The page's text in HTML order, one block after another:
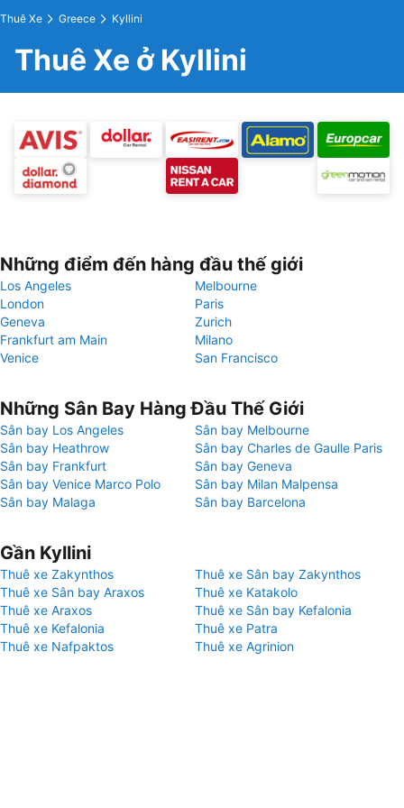
Thuê Xe Greece Kyllini
Thuê Xe ở Kyllini
Những điểm đến hàng đầu thế giới
Los Angeles
Melbourne
London
Paris
Geneva
Zurich
Frankfurt am Main
Milano
Venice
San Francisco
Những Sân Bay Hàng Đầu Thế Giới
Sân bay Los Angeles
Sân bay Melbourne
Sân bay Heathrow
Sân bay Charles de Gaulle Paris
Sân bay Frankfurt
Sân bay Geneva
Sân bay Venice Marco Polo
Sân bay Milan Malpensa
Sân bay Malaga
Sân bay Barcelona
Gần Kyllini
Thuê xe Zakynthos
Thuê xe Sân bay Zakynthos
Thuê xe Sân bay Araxos
Thuê xe Katakolo
Thuê xe Araxos
Thuê xe Sân bay Kefalonia
Thuê xe Kefalonia
Thuê xe Patra
Thuê xe Nafpaktos
Thuê xe Agrinion